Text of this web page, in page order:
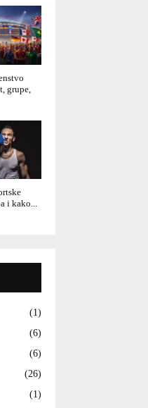
grupe,
i kako...
(1)
(6)
(6)
(26)
(1)